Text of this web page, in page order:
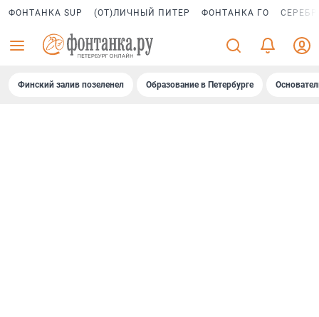
ФОНТАНКА SUP (ОТ)ЛИЧНЫЙ ПИТЕР ФОНТАНКА ГО
Финский залив позеленел Образование в Петербурге